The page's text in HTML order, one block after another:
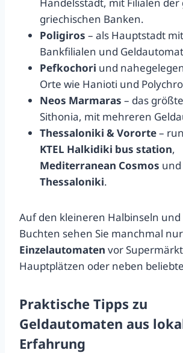
griechischen Banken.
Poligiros – als Hauptstadt
Bankfilialen und
Pefkochori und
Orte wie Hanioti und
Neos Marmaras – das
Sithonia, mit mehreren
Thessaloniki & Vororte–
KTEL Halkidiki bus station,
Mediterranean Cosmos und
Thessaloniki.
Auf den kleineren Halbinseln
Buchten sehen Sie manchmal nur
Einzelautomaten vor
Hauptplätzen oder neben
Praktische Tipps zu
Geldautomaten aus
Erfahrung